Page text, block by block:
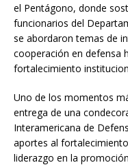
el Pentágono, donde
funcionarios del
se abordaron temas de
cooperación en defensa
fortalecimiento
Uno de los momentos
entrega de una
Interamericana de
aportes al
liderazgo en la